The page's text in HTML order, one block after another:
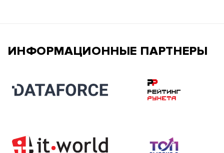
ИНФОРМАЦИОННЫЕ ПАРТНЕРЫ